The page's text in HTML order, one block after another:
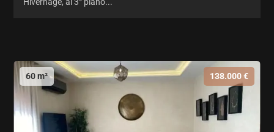
60 m² 138.000 €